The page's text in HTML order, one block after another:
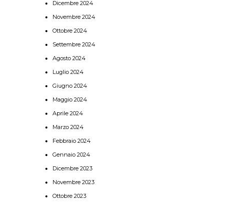
Dicembre 2024
Novembre 2024
Ottobre 2024
Settembre 2024
Agosto 2024
Luglio 2024
Giugno 2024
Maggio 2024
Aprile 2024
Marzo 2024
Febbraio 2024
Gennaio 2024
Dicembre 2023
Novembre 2023
Ottobre 2023